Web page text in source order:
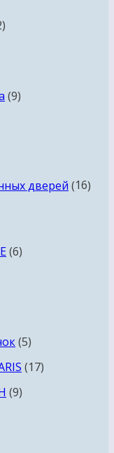
товара
99
дверей 16
66
55
товаров
1717
99